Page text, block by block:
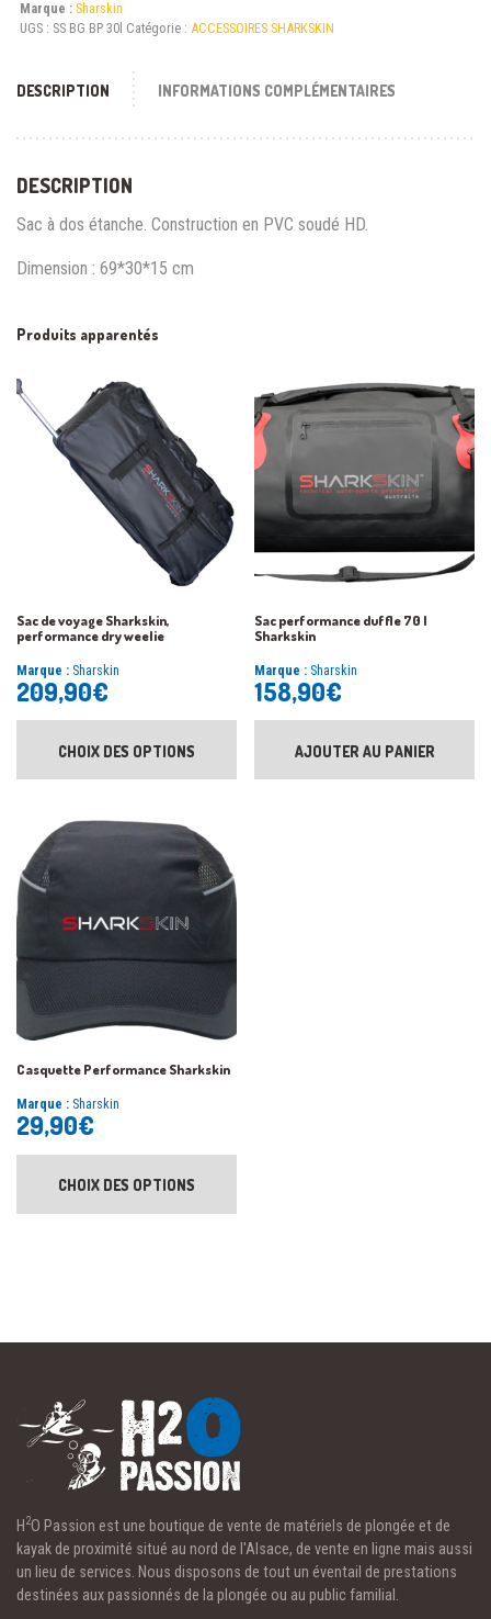
Marque : Sharskin
UGS : SS BG BP 30l Catégorie : ACCESSOIRES SHARKSKIN
DESCRIPTION INFORMATIONS COMPLÉMENTAIRES
DESCRIPTION
Sac à dos étanche. Construction en PVC soudé HD.
Dimension : 69*30*15 cm
Produits apparentés
Sac de voyage Sharkskin,
performance dry weelie
Marque : Sharskin
209,90€
CHOIX DES OPTIONS
Sac performance duffle 70 l
Sharkskin
Marque : Sharskin
158,90€
AJOUTER AU PANIER
Casquette Performance Sharkskin
Marque : Sharskin
29,90€
CHOIX DES OPTIONS
H2O Passion est une boutique de vente de matériels de plongée et de
kayak de proximité situé au nord de l'Alsace, de vente en ligne mais aussi
un lieu de services. Nous disposons de tout un éventail de prestations
destinées aux passionnés de la plongée ou au public familial.